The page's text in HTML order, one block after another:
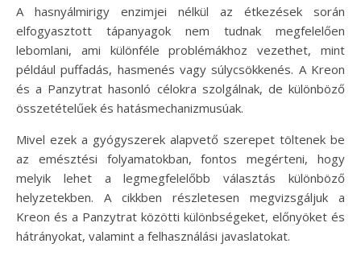
A hasnyálmirigy enzimjei nélkül az étkezések során
elfogyasztott tápanyagok nem tudnak megfelelően
lebomlani, ami különféle problémákhoz vezethet, mint
például puffadás, hasmenés vagy súlycsökkenés. A Kreon
és a Panzytrat hasonló célokra szolgálnak, de különböző
összetételűek és hatásmechanizmusúak.
Mivel ezek a gyógyszerek alapvető szerepet töltenek be
az emésztési folyamatokban, fontos megérteni, hogy
melyik lehet a legmegfelelőbb választás különböző
helyzetekben. A cikkben részletesen megvizsgáljuk a
Kreon és a Panzytrat közötti különbségeket, előnyöket és
hátrányokat, valamint a felhasználási javaslatokat.